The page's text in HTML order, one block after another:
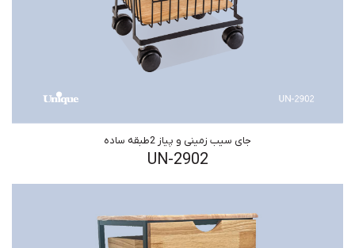
جای سیب زمینی و پیاز 2طبقه ساده
UN-2902